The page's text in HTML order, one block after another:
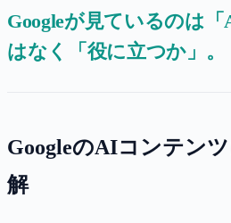
Googleが見ているのは
はなく「役に立つか」。
GoogleのAIコンテン
解